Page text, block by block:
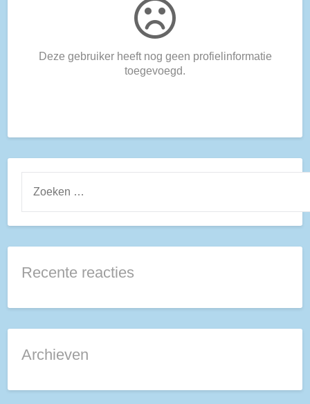
Deze gebruiker heeft nog geen profielinformatie
toegevoegd.
NAAR:
Recente reacties
Archieven